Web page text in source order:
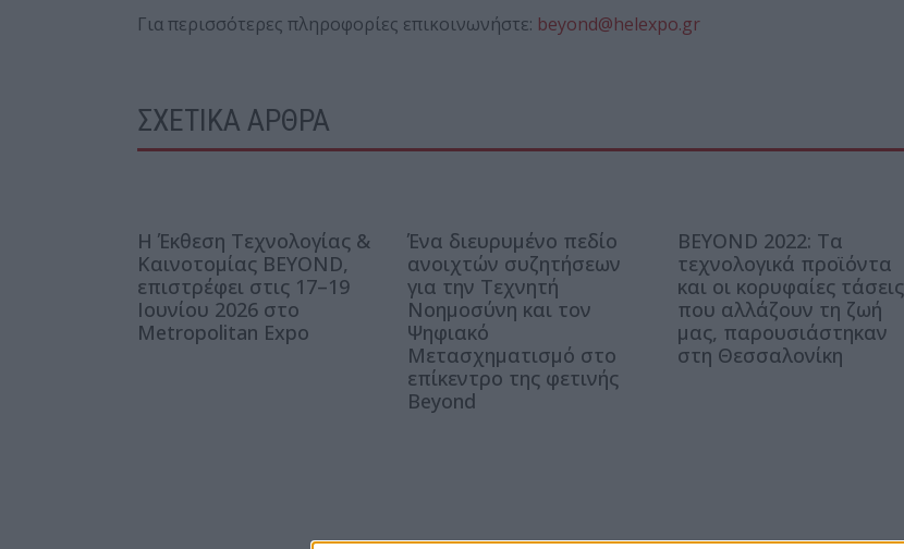
Για περισσότερες πληροφορίες επικοινωνήστε: beyond@helexpo.gr
ΣΧΕΤΙΚΑ ΑΡΘΡΑ
Η Έκθεση Τεχνολογίας &
Καινοτομίας BEYOND,
επιστρέφει στις 17–19
Ιουνίου 2026 στο
Metropolitan Expo
Ένα διευρυμένο πεδίο
ανοιχτών συζητήσεων
για την Τεχνητή
Νοημοσύνη και τον
Ψηφιακό
Μετασχηματισμό στο
επίκεντρο της φετινής
Beyond
BEYOND 2022: Τα
τεχνολογικά προϊόντα
και οι κορυφαίες τάσεις
που αλλάζουν τη ζωή
μας, παρουσιάστηκαν
στη Θεσσαλονίκη